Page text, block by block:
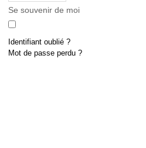
Se souvenir de moi
Identifiant oublié ?
Mot de passe perdu ?